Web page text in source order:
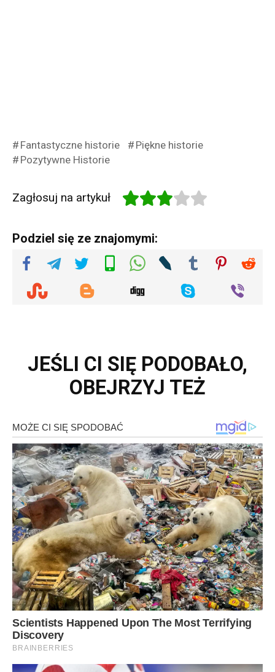
Fantastyczne historie
Piękne historie
Pozytywne Historie
Zagłosuj na artykuł
Podziel się ze znajomymi:
JEŚLI CI SIĘ PODOBAŁO,
OBEJRZYJ TEŻ